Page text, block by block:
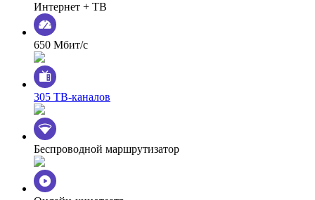
Интернет + ТВ
650 Мбит/с
305 ТВ-каналов
Беспроводной маршрутизатор